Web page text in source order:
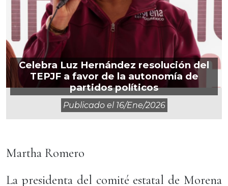
Celebra Luz Hernández resolución del
TEPJF a favor de la autonomía de
partidos políticos
Publicado el 16/ene/2026
Martha Romero
La presidenta del comité estatal de Morena